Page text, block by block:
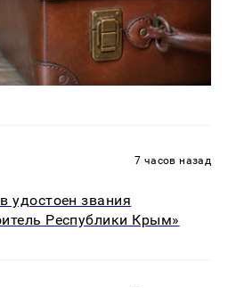
7 часов назад
удостоен звания
Республики Крым»